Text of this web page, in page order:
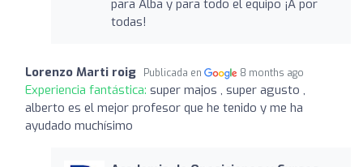
para Alba y para todo el equipo ¡A por
todas!
Lorenzo Marti roig Publicada en 8 months ago
Experiencia fantástica: super majos , super agusto ,
alberto es el mejor profesor que he tenido y me ha
ayudado muchísimo